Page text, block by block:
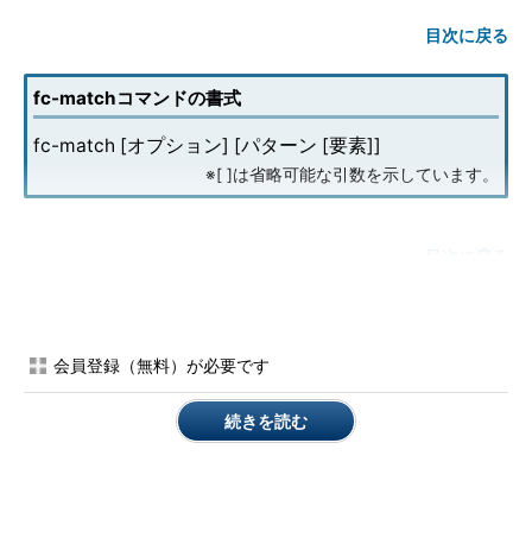
目次に戻る
fc-matchコマンドの書式
fc-match [オプション] [パターン [要素]]
※[ ]は省略可能な引数を示しています。
対象のフォントを優先順位で並べて一覧
会員登録（無料）が必要です
続きを読む